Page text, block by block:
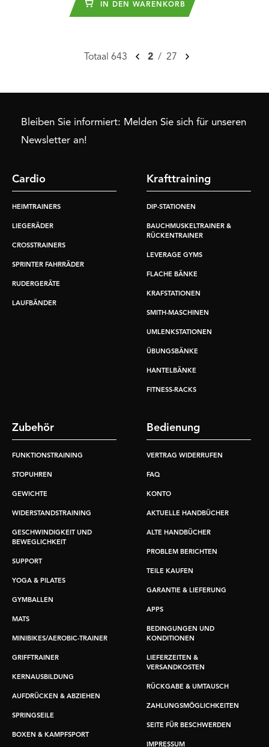
IN DEN WARENKORB
Totaal 643 2 / 27
Bleiben Sie informiert: Melden Sie sich für unseren
Newsletter an!
Cardio
HEIMTRAINERS
LIEGERÄDER
CROSSTRAINERS
SPRINTER FAHRRÄDER
RUDERGERÄTE
LAUFBÄNDER
Krafttraining
DIP-STATIONEN
BAUCHMUSKELTRAINER &
RÜCKENTRAINER
LEVERAGE GYMS
FLACHE BÄNKE
KRAFSTATIONEN
SMITH-MASCHINEN
UMLENKSTATIONEN
ÜBUNGSBÄNKE
HANTELBÄNKE
FITNESS-RACKS
Zubehör
FUNKTIONSTRAINING
STOPUHREN
GEWICHTE
WIDERSTANDSTRAINING
GESCHWINDIGKEIT UND
BEWEGLICHKEIT
SUPPORT
YOGA & PILATES
GYMBALLEN
MATS
MINIBIKES/AEROBIC-TRAINER
GRIFFTRAINER
KERNAUSBILDUNG
AUFDRÜCKEN & ABZIEHEN
SPRINGSEILE
BOXEN & KAMPFSPORT
Bedienung
VERTRAG WIDERRUFEN
FAQ
KONTO
AKTUELLE HANDBÜCHER
ALTE HANDBÜCHER
PROBLEM BERICHTEN
TEILE KAUFEN
GARANTIE & LIEFERUNG
APPS
BEDINGUNGEN UND
KONDITIONEN
LIEFERZEITEN &
VERSANDKOSTEN
RÜCKGABE & UMTAUSCH
ZAHLUNGSMÖGLICHKEITEN
SEITE FÜR BESCHWERDEN
IMPRESSUM